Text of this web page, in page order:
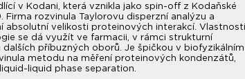
v Kodani, která vznikla jako spin-off z Kodaňské
Firma rozvinula Taylorovu disperzní analýzu a
absolutní velikosti proteinových interakcí. Vlastností
se dá využít ve farmacii, v rámci strukturní
dalších příbuzných oborů. Je špičkou v biofyzikálním
metodu na měření proteinových kondenzátů,
liquid phase separation.